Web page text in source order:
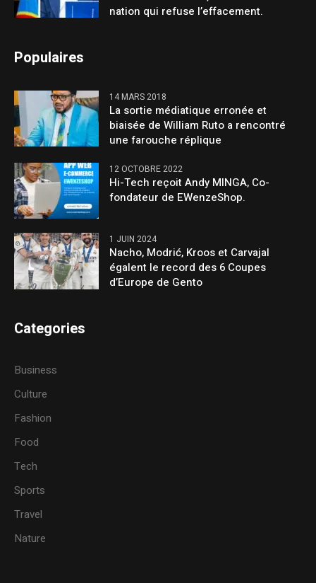
nation qui refuse l’effacement.
Populaires
14 MARS 2018
La sortie médiatique erronée et
biaisée de William Ruto a rencontré
une farouche réplique
12 OCTOBRE 2022
Hi-Tech reçoit Andy MINGA, Co-
fondateur de EWenzeShop.
1 JUIN 2024
Nacho, Modrić, Kroos et Carvajal
égalent le record des 6 Coupes
d’Europe de Gento
Categories
Business
Culture
Fashion
Food
Tech
Sports
Travel
Nature